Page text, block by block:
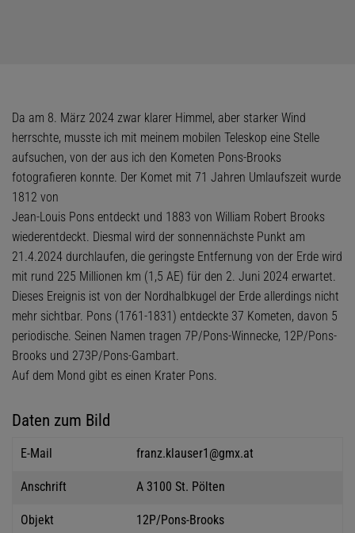
Da am 8. März 2024 zwar klarer Himmel, aber starker Wind
herrschte, musste ich mit meinem mobilen Teleskop eine Stelle
aufsuchen, von der aus ich den Kometen Pons-Brooks
fotografieren konnte. Der Komet mit 71 Jahren Umlaufszeit wurde
1812 von
Jean-Louis Pons entdeckt und 1883 von William Robert Brooks
wiederentdeckt. Diesmal wird der sonnennächste Punkt am
21.4.2024 durchlaufen, die geringste Entfernung von der Erde wird
mit rund 225 Millionen km (1,5 AE) für den 2. Juni 2024 erwartet.
Dieses Ereignis ist von der Nordhalbkugel der Erde allerdings nicht
mehr sichtbar. Pons (1761-1831) entdeckte 37 Kometen, davon 5
periodische. Seinen Namen tragen 7P/Pons-Winnecke, 12P/Pons-
Brooks und 273P/Pons-Gambart.
Auf dem Mond gibt es einen Krater Pons.
Daten zum Bild
E-Mail franz.klauser1@gmx.at
Anschrift A 3100 St. Pölten
Objekt 12P/Pons-Brooks